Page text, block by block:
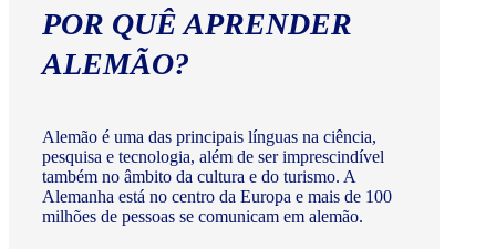
POR QUÊ APRENDER
ALEMÃO?
Alemão é uma das principais línguas na ciência,
pesquisa e tecnologia, além de ser imprescindível
também no âmbito da cultura e do turismo. A
Alemanha está no centro da Europa e mais de 100
milhões de pessoas se comunicam em alemão.